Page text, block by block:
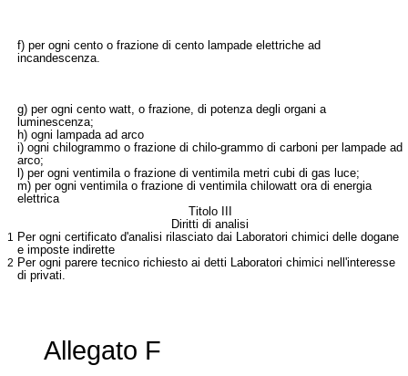
f) per ogni cento o frazione di cento lampade elettriche ad
incandescenza.
g) per ogni cento watt, o frazione, di potenza degli organi a
luminescenza;
h) ogni lampada ad arco
i) ogni chilogrammo o frazione di chilo-grammo di carboni per lampade ad
arco;
l) per ogni ventimila o frazione di ventimila metri cubi di gas luce;
m) per ogni ventimila o frazione di ventimila chilowatt ora di energia
elettrica
Titolo III
Diritti di analisi
1 Per ogni certificato d'analisi rilasciato dai Laboratori chimici delle dogane
e imposte indirette
2 Per ogni parere tecnico richiesto ai detti Laboratori chimici nell'interesse
di privati.
Allegato F